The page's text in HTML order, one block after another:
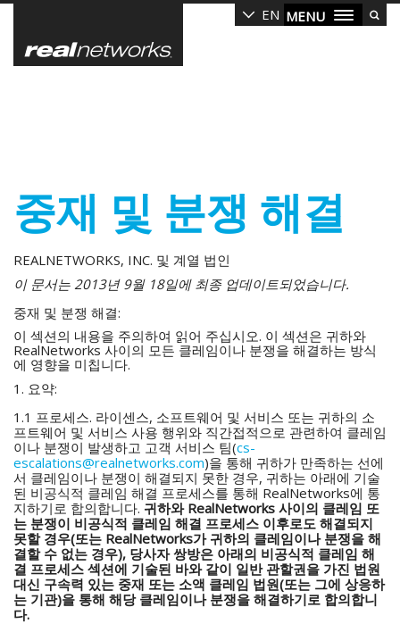
Skip
main
content
MENU
EN
중재 및 분쟁 해결
REALNETWORKS, INC. 및 계열 법인
이 문서는 2013년 9월 18일에 최종 업데이트되었습니다.
중재 및 분쟁 해결:
이 섹션의 내용을 주의하여 읽어 주십시오. 이 섹션은 귀하와
RealNetworks 사이의 모든 클레임이나 분쟁을 해결하는 방식
에 영향을 미칩니다.
1. 요약:
1.1 프로세스. 라이센스, 소프트웨어 및 서비스 또는 귀하의 소
프트웨어 및 서비스 사용 행위와 직간접적으로 관련하여 클레임
이나 분쟁이 발생하고 고객 서비스 팀(cs-
escalations@realnetworks.com)을 통해 귀하가 만족하는 선에
서 클레임이나 분쟁이 해결되지 못한 경우, 귀하는 아래에 기술
된 비공식적 클레임 해결 프로세스를 통해 RealNetworks에 통
지하기로 합의합니다. 귀하와 RealNetworks 사이의 클레임 또
는 분쟁이 비공식적 클레임 해결 프로세스 이후로도 해결되지
못할 경우(또는 RealNetworks가 귀하의 클레임이나 분쟁을 해
결할 수 없는 경우), 당사자 쌍방은 아래의 비공식적 클레임 해
결 프로세스 섹션에 기술된 바와 같이 일반 관할권을 가진 법원
대신 구속력 있는 중재 또는 소액 클레임 법원(또는 그에 상응하
는 기관)을 통해 해당 클레임이나 분쟁을 해결하기로 합의합니
다.